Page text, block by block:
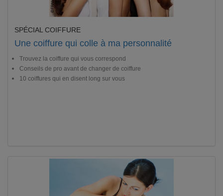
SPÉCIAL COIFFURE
Une coiffure qui colle à ma personnalité
Trouvez la coiffure qui vous correspond
Conseils de pro avant de changer de coiffure
10 coiffures qui en disent long sur vous